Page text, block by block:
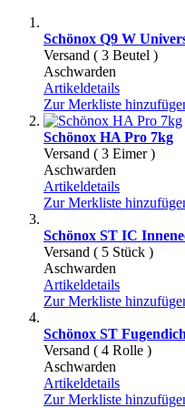
Schönox Q9 W
Versand ( 3 Beutel )
Aschwarden
Artikeldetails
Zur Merkliste
Schönox HA Pro 7kg
Versand ( 3 Eimer )
Aschwarden
Artikeldetails
Zur Merkliste
Schönox ST IC
Versand ( 5 Stück )
Aschwarden
Artikeldetails
Zur Merkliste
Schönox ST
Versand ( 4 Rolle )
Aschwarden
Artikeldetails
Zur Merkliste